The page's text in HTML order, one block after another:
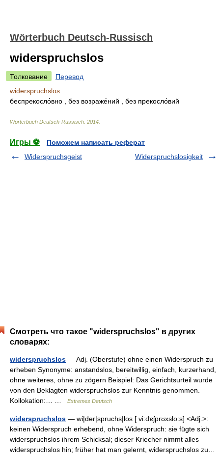
Wörterbuch Deutsch-Russisch
widerspruchslos
Толкование
Перевод
widerspruchslos
беспрекосло́вно
без возраже́ний без прекосло́вий
Wörterbuch Deutsch-Russisch 2014
Игры ⚽
Поможем написать реферат
Widerspruchsgeist
Widerspruchslosigkeit
Смотреть что такое "widerspruchslos" в других
словарях:
widerspruchslos — Adj. (Oberstufe) ohne einen Widerspruch zu
erheben Synonyme: anstandslos, bereitwillig, einfach, kurzerhand,
ohne weiteres, ohne zu zögern Beispiel: Das Gerichtsurteil wurde
von den Beklagten widerspruchslos zur Kenntnis genommen.
Kollokation:… …
Extremes Deutsch
widerspruchslos — wi|der|spruchs|los [ vi:dɐʃprʊxslo:s] <Adj.>:
keinen Widerspruch erhebend, ohne Widerspruch: sie fügte sich
widerspruchslos ihrem Schicksal; dieser Kriecher nimmt alles
widerspruchslos hin; früher hat man gelernt, widerspruchslos zu…